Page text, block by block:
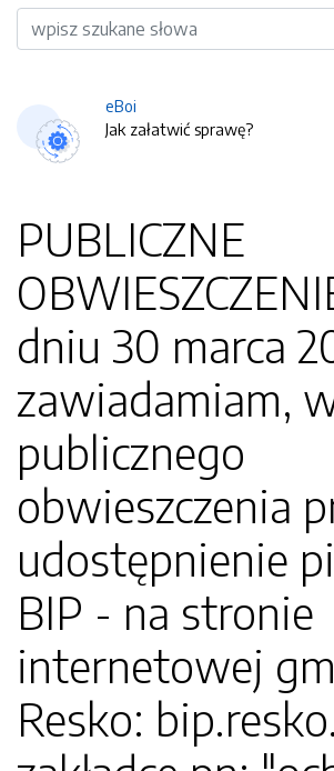
Wyszukiwarka
eBoi
Jak załatwić sprawę?
PUBLICZNE
dniu 30 marca
zawiadamiam,
publicznego
obwieszczenia
udostępnienie
BIP - na stronie
internetowej
Resko: